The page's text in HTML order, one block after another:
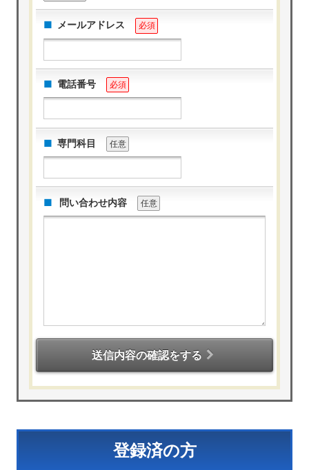
メールアドレス 必須
電話番号 必須
専門科目 任意
問い合わせ内容 任意
送信内容の確認をする
登録済の方